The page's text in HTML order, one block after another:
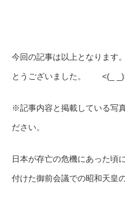
今回の記事は以上となります
とうございました。 <(_
※記事内容と掲載している写
ださい。
日本が存亡の危機にあった頃
付けた御前会議での昭和天皇